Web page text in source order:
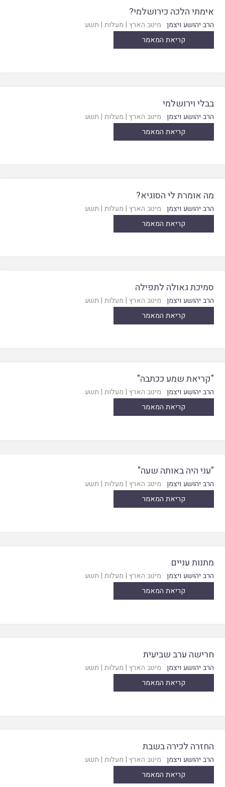
אימתי הלכה כירושלמי?
הרב יהושע ויצמן מיטב הארץ | מעלות | תשע
קריאת המאמר
בבלי וירושלמי
הרב יהושע ויצמן מיטב הארץ | מעלות | תשע
קריאת המאמר
מה אומרת לי הסוגיא?
הרב יהושע ויצמן מיטב הארץ | מעלות | תשע
קריאת המאמר
סמיכת גאולה לתפילה
הרב יהושע ויצמן מיטב הארץ | מעלות | תשע
קריאת המאמר
"קריאת שמע ככתבה"
הרב יהושע ויצמן מיטב הארץ | מעלות | תשע
קריאת המאמר
"עני היה באותה שעה"
הרב יהושע ויצמן מיטב הארץ | מעלות | תשע
קריאת המאמר
מתנות עניים
הרב יהושע ויצמן מיטב הארץ | מעלות | תשע
קריאת המאמר
חרישה ערב שביעית
הרב יהושע ויצמן מיטב הארץ | מעלות | תשע
קריאת המאמר
החזרה לכירה בשבת
הרב יהושע ויצמן מיטב הארץ | מעלות | תשע
קריאת המאמר